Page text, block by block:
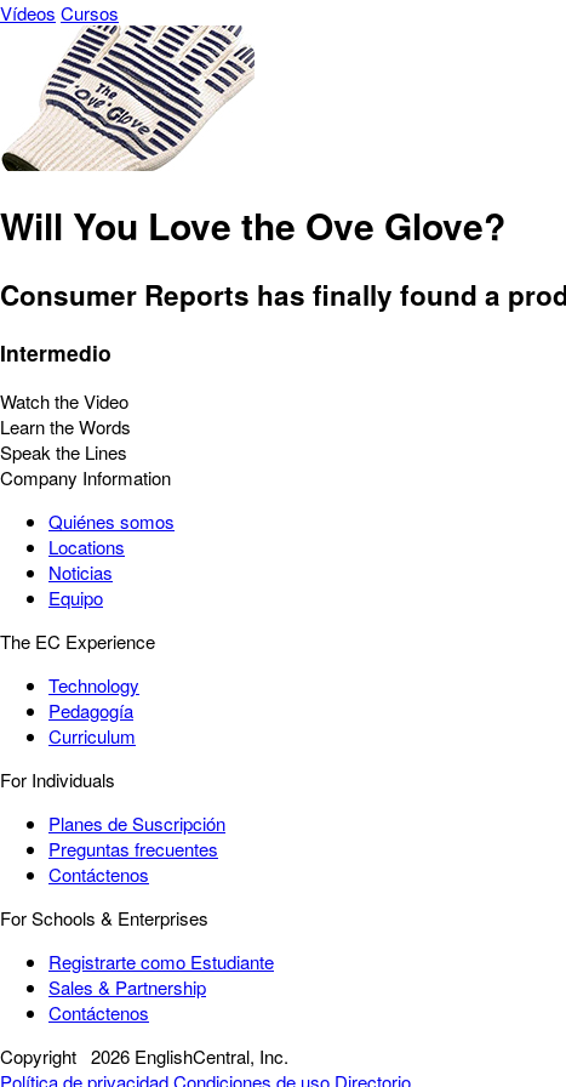
Vídeos Cursos
Will You Love the Ove Glove?
Consumer Reports has finally found a
Intermedio
Watch the Video
Learn the Words
Speak the Lines
Company Information
Quiénes somos
Locations
Noticias
Equipo
The EC Experience
Technology
Pedagogía
Curriculum
For Individuals
Planes de Suscripción
Preguntas frecuentes
Contáctenos
For Schools & Enterprises
Registrarte como Estudiante
Sales & Partnership
Contáctenos
Copyright 2026 EnglishCentral, Inc.